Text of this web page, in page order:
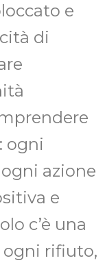
e
di
ogni
azione
e
c’è una
ogni rifiuto,